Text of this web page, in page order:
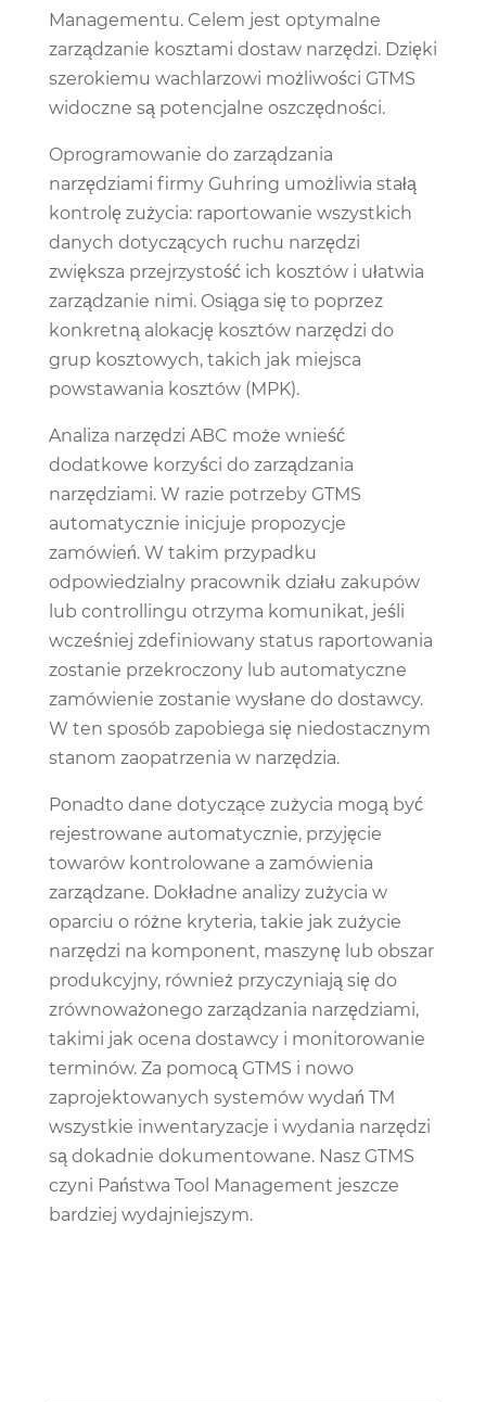
Managementu. Celem jest optymalne
zarządzanie kosztami dostaw narzędzi. Dzięki
szerokiemu wachlarzowi możliwości GTMS
widoczne są potencjalne oszczędności.
Oprogramowanie do zarządzania
narzędziami firmy Guhring umożliwia stałą
kontrolę zużycia: raportowanie wszystkich
danych dotyczących ruchu narzędzi
zwiększa przejrzystość ich kosztów i ułatwia
zarządzanie nimi. Osiąga się to poprzez
konkretną alokację kosztów narzędzi do
grup kosztowych, takich jak miejsca
powstawania kosztów (MPK).
Analiza narzędzi ABC może wnieść
dodatkowe korzyści do zarządzania
narzędziami. W razie potrzeby GTMS
automatycznie inicjuje propozycje
zamówień. W takim przypadku
odpowiedzialny pracownik działu zakupów
lub controllingu otrzyma komunikat, jeśli
wcześniej zdefiniowany status raportowania
zostanie przekroczony lub automatyczne
zamówienie zostanie wysłane do dostawcy.
W ten sposób zapobiega się niedostacznym
stanom zaopatrzenia w narzędzia.
Ponadto dane dotyczące zużycia mogą być
rejestrowane automatycznie, przyjęcie
towarów kontrolowane a zamówienia
zarządzane. Dokładne analizy zużycia w
oparciu o różne kryteria, takie jak zużycie
narzędzi na komponent, maszynę lub obszar
produkcyjny, również przyczyniają się do
zrównoważonego zarządzania narzędziami,
takimi jak ocena dostawcy i monitorowanie
terminów. Za pomocą GTMS i nowo
zaprojektowanych systemów wydań TM
wszystkie inwentaryzacje i wydania narzędzi
są dokadnie dokumentowane. Nasz GTMS
czyni Państwa Tool Management jeszcze
bardziej wydajniejszym.